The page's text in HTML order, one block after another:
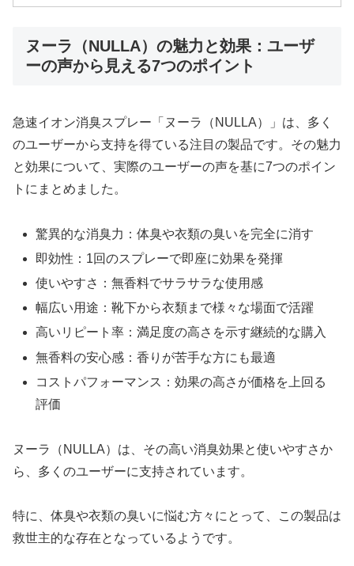
ヌーラ（NULLA）の魅力と効果：ユーザ
ーの声から見える7つのポイント
急速イオン消臭スプレー「ヌーラ（NULLA）」は、多く
のユーザーから支持を得ている注目の製品です。その魅力
と効果について、実際のユーザーの声を基に7つのポイン
トにまとめました。
驚異的な消臭力：体臭や衣類の臭いを完全に消す
即効性：1回のスプレーで即座に効果を発揮
使いやすさ：無香料でサラサラな使用感
幅広い用途：靴下から衣類まで様々な場面で活躍
高いリピート率：満足度の高さを示す継続的な購入
無香料の安心感：香りが苦手な方にも最適
コストパフォーマンス：効果の高さが価格を上回る
評価
ヌーラ（NULLA）は、その高い消臭効果と使いやすさか
ら、多くのユーザーに支持されています。
特に、体臭や衣類の臭いに悩む方々にとって、この製品は
救世主的な存在となっているようです。